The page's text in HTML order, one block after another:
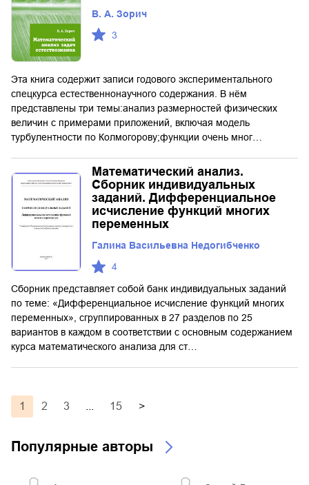
В. А. Зорич
3
Эта книга содержит записи годового экспериментального
спецкурса естественнонаучного содержания. В нём
представлены три темы:анализ размерностей физических
величин с примерами приложений, включая модель
турбулентности по Колмогорову;функции очень мног…
Математический анализ.
Сборник индивидуальных
заданий. Дифференциальное
исчисление функций многих
переменных
Галина Васильевна Недогибченко
4
Сборник представляет собой банк индивидуальных заданий
по теме: «Дифференциальное исчисление функций многих
переменных», сгруппированных в 27 разделов по 25
вариантов в каждом в соответствии с основным содержанием
курса математического анализа для ст…
1 2 3 15 >
Популярные авторы